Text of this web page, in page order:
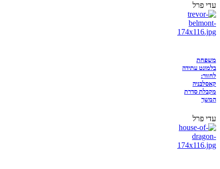
עדי פרל
משפחת
בלמונט עתידה
לחזור:
קאסלבניה
מקבלת סדרת
המשך
עדי פרל